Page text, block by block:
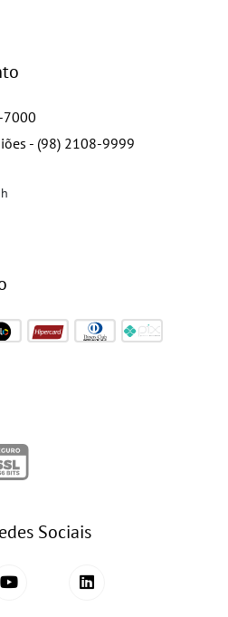
7000
- (98) 2108-9999
Sociais